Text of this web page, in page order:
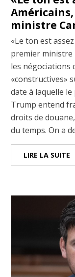
ministre
«Le ton est
premier ministre
les négociations
«constructives»
date à laquelle
Trump entend
droits de
du temps. On a
LIRE LA SUITE